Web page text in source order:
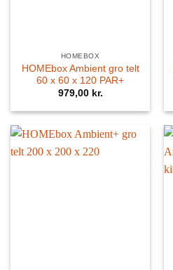
HOMEBOX
HOMEbox Ambient gro telt
60 x 60 x 120 PAR+
979,00 kr.